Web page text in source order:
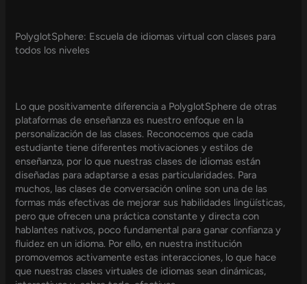
PolyglotSphere: Escuela de idiomas virtual con clases para
todos los niveles
Lo que positivamente diferencia a PolyglotSphere de otras
plataformas de enseñanza es nuestro enfoque en la
personalización de las clases. Reconocemos que cada
estudiante tiene diferentes motivaciones y estilos de
enseñanza, por lo que nuestras clases de idiomas están
diseñadas para adaptarse a esas particularidades. Para
muchos, las clases de conversación online son una de las
formas más efectivas de mejorar sus habilidades lingüísticas,
pero que ofrecen una práctica constante y directa con
hablantes nativos, poco fundamental para ganar confianza y
fluidez en un idioma. Por ello, en nuestra institución
promovemos activamente estas interacciones, lo que hace
que nuestras clases virtuales de idiomas sean dinámicas,